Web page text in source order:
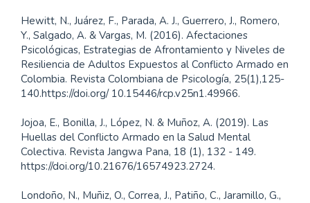
Hewitt, N., Juárez, F., Parada, A. J., Guerrero, J., Romero,
Y., Salgado, A. & Vargas, M. (2016). Afectaciones
Psicológicas, Estrategias de Afrontamiento y Niveles de
Resiliencia de Adultos Expuestos al Conflicto Armado en
Colombia. Revista Colombiana de Psicología, 25(1),125-
140.https://doi.org/ 10.15446/rcp.v25n1.49966.
Jojoa, E., Bonilla, J., López, N. & Muñoz, A. (2019). Las
Huellas del Conflicto Armado en la Salud Mental
Colectiva. Revista Jangwa Pana, 18 (1), 132 - 149.
https://doi.org/10.21676/16574923.2724.
Londoño, N., Muñiz, O., Correa, J., Patiño, C., Jaramillo, G.,